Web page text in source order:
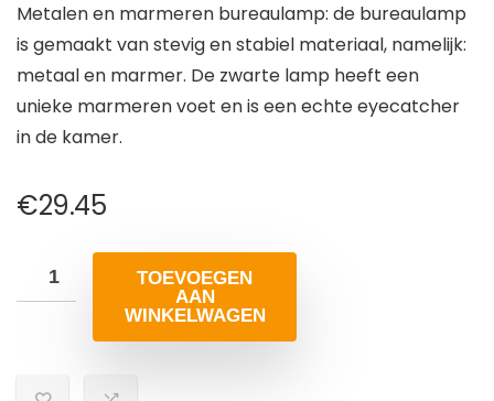
Metalen en marmeren bureaulamp: de bureaulamp
is gemaakt van stevig en stabiel materiaal, namelijk:
metaal en marmer. De zwarte lamp heeft een
unieke marmeren voet en is een echte eyecatcher
in de kamer.
€29.45
TOEVOEGEN
AAN
WINKELWAGEN